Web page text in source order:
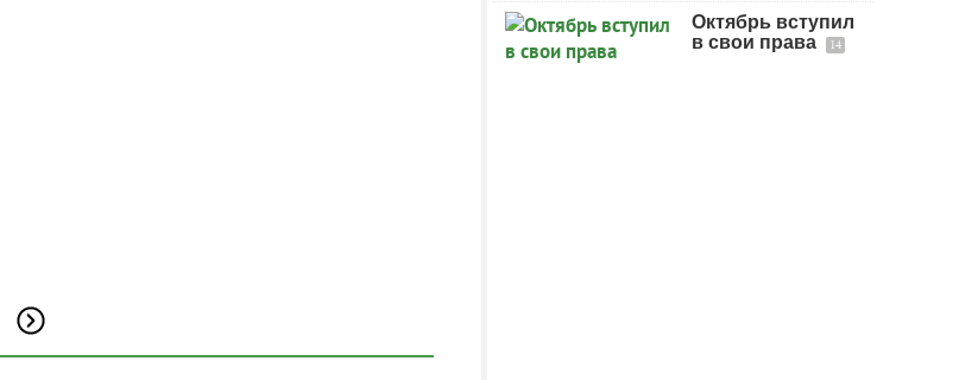
Октябрь вступил
в свои права
14